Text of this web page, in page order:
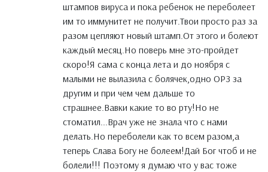
штампов вируса и пока ребенок не переболеет
им то иммунитет не получит.Твои просто раз за
разом цепляют новый штамп.От этого и болеют
каждый месяц.Но поверь мне это-пройдет
скоро!Я сама с конца лета и до ноября с
малыми не вылазила с болячек,одно ОРЗ за
другим и при чем чем дальше то
страшнее.Вавки какие то во рту!Но не
стоматил...Врач уже не знала что с нами
делать.Но переболели как то всем разом,а
теперь Слава Богу не болеем!Дай Бог чтоб и не
болели!!! Поэтому я думаю что у вас тоже